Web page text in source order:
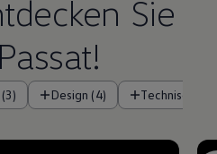
Sie
(3) Design (4) Technische